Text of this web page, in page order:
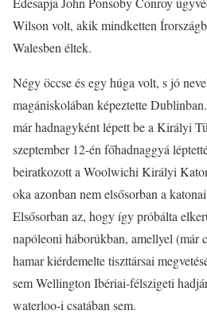
Wilson volt, akik mindketten
Walesben éltek.
Négy öccse és egy húga volt, s jó
magániskolában képeztette
már hadnagyként lépett be a Királyi
szeptember 12-én főhadnaggyá
beiratkozott a Woolwichi Királyi
oka azonban nem elsősorban a
Elsősorban az, hogy így próbálta
napóleoni háborúkban, amellyel (már
hamar kiérdemelte tiszttársai
sem Wellington Ibériai-félszigeti
waterloo-i csatában sem.